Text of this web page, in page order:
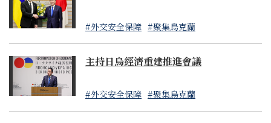
- 導入禁止向俄羅斯進行新投資的措施
- 禁止對俄羅斯提供部分服務（信托、會計及審計、經營
咨詢、建築、工程技術），對俄羅斯產石油設定價格上
限（禁止對超出價格上限的價格交易的俄羅斯產原油和
石油產品進行進口及提供海上運輸等相關服務）
貿易措施
- 取消「最惠國待遇」
#外交安全保障 #聚集烏克蘭
主持日烏經濟重建推進會議
#外交安全保障 #聚集烏克蘭